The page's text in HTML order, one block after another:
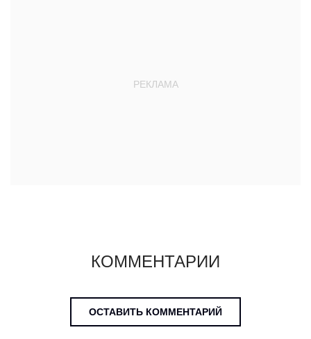
КОММЕНТАРИИ
ОСТАВИТЬ КОММЕНТАРИЙ